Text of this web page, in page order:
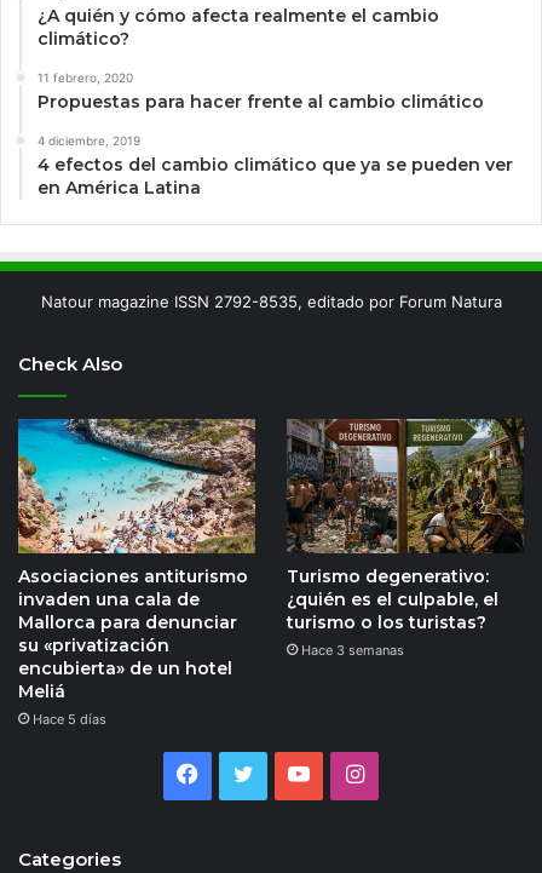
¿A quién y cómo afecta realmente el cambio
climático?
11 febrero, 2020
Propuestas para hacer frente al cambio climático
4 diciembre, 2019
4 efectos del cambio climático que ya se pueden ver
en América Latina
Natour magazine ISSN 2792-8535, editado por Forum Natura
Check Also
Asociaciones antiturismo
invaden una cala de
Mallorca para denunciar
su «privatización
encubierta» de un hotel
Meliá
Hace 5 días
Turismo degenerativo:
¿quién es el culpable, el
turismo o los turistas?
Hace 3 semanas
Facebook
TwitterYouTubeInstagram
Categories